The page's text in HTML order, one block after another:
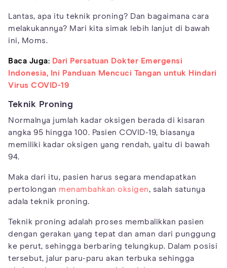
Lantas, apa itu teknik proning? Dan bagaimana cara
melakukannya? Mari kita simak lebih lanjut di bawah
ini, Moms.
Baca Juga: Dari Persatuan Dokter Emergensi
Indonesia, Ini Panduan Mencuci Tangan untuk Hindari
Virus COVID-19
Teknik Proning
Normalnya jumlah kadar oksigen berada di kisaran
angka 95 hingga 100. Pasien COVID-19, biasanya
memiliki kadar oksigen yang rendah, yaitu di bawah
94.
Maka dari itu, pasien harus segara mendapatkan
pertolongan menambahkan oksigen, salah satunya
adala teknik proning.
Teknik proning adalah proses membalikkan pasien
dengan gerakan yang tepat dan aman dari punggung
ke perut, sehingga berbaring telungkup. Dalam posisi
tersebut, jalur paru-paru akan terbuka sehingga